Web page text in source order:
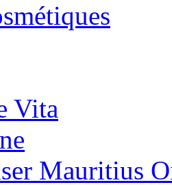
Vita
Mauritius